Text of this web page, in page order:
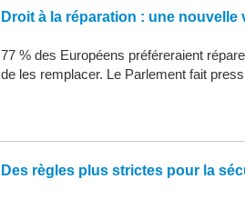
Droit à la réparation : une
77 % des Européens préféreraient
de les remplacer. Le Parlement fait
Des règles plus strictes pour la